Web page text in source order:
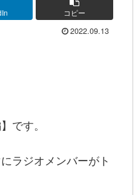
コピー
2022.09.13
です。
ラジオメンバーがト